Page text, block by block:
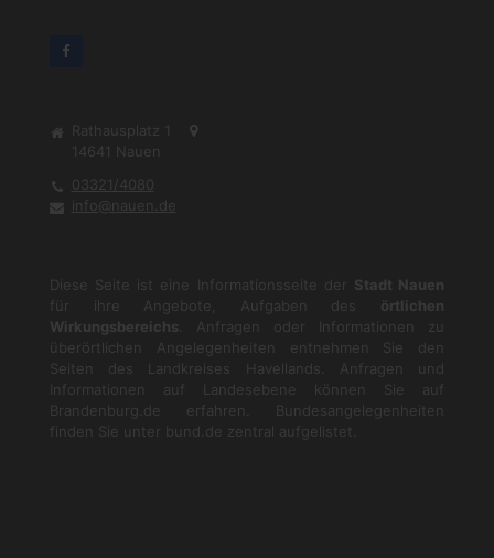
Rathausplatz 1
14641
Nauen
03321/4080
info@nauen.de
Diese Seite ist eine Informationsseite der Stadt Nauen
für ihre Angebote, Aufgaben des örtlichen
Wirkungsbereichs . Anfragen oder Informationen zu
überörtlichen Angelegenheiten entnehmen Sie den
Seiten des Landkreises Havellands. Anfragen und
Informationen auf Landesebene können Sie auf
Brandenburg.de
erfahren. Bundesangelegenheiten
finden Sie unter
bund.de zentral aufgelistet.